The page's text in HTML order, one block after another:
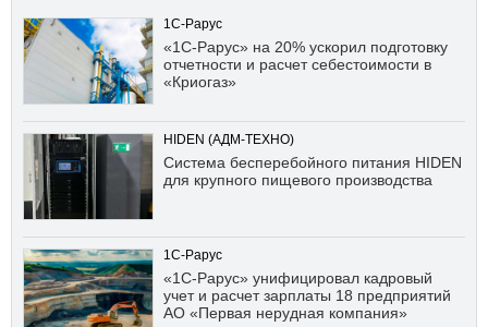
1С-Рарус
«1С-Рарус» на 20% ускорил подготовку
отчетности и расчет себестоимости в
«Криогаз»
HIDEN (АДМ-ТЕХНО)
Система бесперебойного питания HIDEN
для крупного пищевого производства
1С-Рарус
«1С-Рарус» унифицировал кадровый
учет и расчет зарплаты 18 предприятий
АО «Первая нерудная компания»